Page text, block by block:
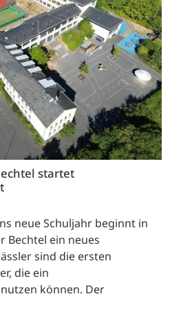
startet
neue Schuljahr beginnt in
Bechtel ein neues
sind die ersten
die ein
können. Der